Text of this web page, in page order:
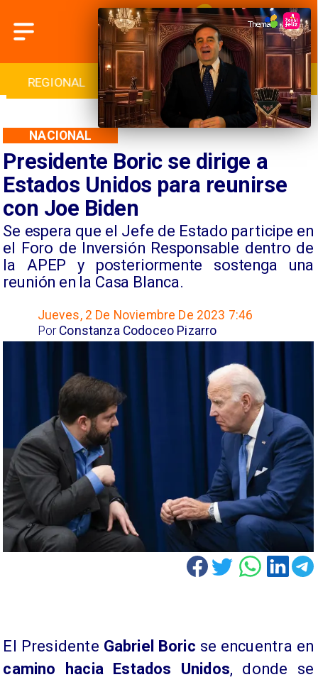
INTERNACIONAL DEPORTES CULTURA
Presidente Boric se dirige a
Estados Unidos para reunirse
con Joe Biden
Se espera que el Jefe de Estado participe en
el Foro de Inversión Responsable dentro de
la APEP y posteriormente sostenga una
reunión en la Casa Blanca.
NACIONAL
Jueves, 2 De Noviembre De 2023 7:46
Constanza Codoceo Pizarro
Por
El Presidente Gabriel Boric se encuentra en
camino hacia Estados Unidos, donde se